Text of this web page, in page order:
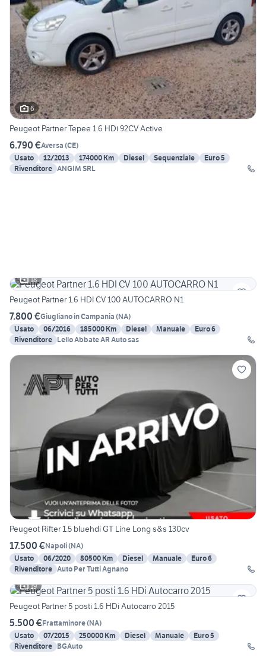
6
Peugeot Partner Tepee 1.6 HDi 92CV Active
6.790 €Aversa (CE)
Usato
12/2013 174000 Km Diesel Sequenziale
Euro 5
Rivenditore ANGIM SRL
18
Peugeot Partner 1.6 HDI CV 100 AUTOCARRO N1
7.800 €Giugliano in Campania (NA)
Usato
06/2016 185000 Km Diesel Manuale
Euro 6
Rivenditore Lello Abbate AR Auto sas
Peugeot Rifter 1.5 bluehdi GT Line Long s&s 130cv
17.500 €Napoli(NA)
Usato
06/2020 80500 Km Diesel Manuale
Euro 6
Rivenditore Auto Per Tutti Agnano
19
Peugeot Partner 5 posti 1.6 HDi Autocarro 2015
5.500 €Frattaminore(NA)
Usato
07/2015 250000 Km Diesel Manuale
Euro 5
Rivenditore BGAuto